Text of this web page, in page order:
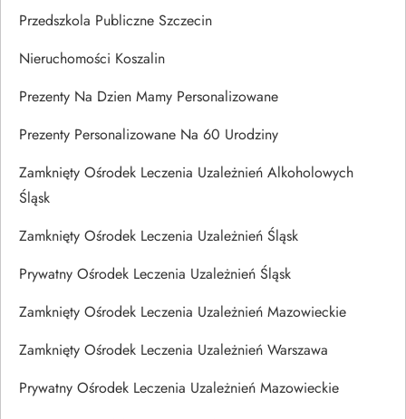
Przedszkola Publiczne Szczecin
Nieruchomości Koszalin
Prezenty Na Dzien Mamy Personalizowane
Prezenty Personalizowane Na 60 Urodziny
Zamknięty Ośrodek Leczenia Uzależnień Alkoholowych
Śląsk
Zamknięty Ośrodek Leczenia Uzależnień Śląsk
Prywatny Ośrodek Leczenia Uzależnień Śląsk
Zamknięty Ośrodek Leczenia Uzależnień Mazowieckie
Zamknięty Ośrodek Leczenia Uzależnień Warszawa
Prywatny Ośrodek Leczenia Uzależnień Mazowieckie